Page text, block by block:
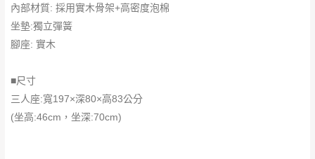
內部材質: 採用實木骨架+高密度泡棉
​​​​​​​坐墊:獨立彈簧
腳座: 實木
■尺寸
三人座:寬197×深80×高83公分
(坐高:46cm，坐深:70cm)